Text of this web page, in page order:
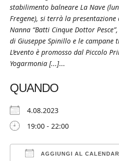
stabilimento balneare La Nave
Fregene), si terrà la
Nanna “Batti Cinque Dottor
di Giuseppe Spinillo e le
L’evento è promosso dal Piccolo
Yogarmonia [...]...
QUANDO
4.08.2023
19:00 - 22:00
AGGIUNGI AL